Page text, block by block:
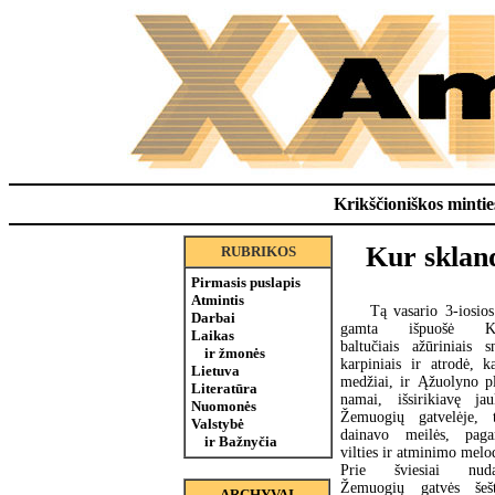
Krikščioniškos
RUBRIKOS
Pirmasis puslapis
Atmintis
Darbai
Laikas
ir žmonės
Lietuva
Literatūra
Nuomonės
Valstybė
ir Bažnyčia
Kur
Tą vasario 3-
gamta išpuošė
baltučiais ažūriniais
karpiniais ir atrodė,
medžiai, ir Ąžuolyno
namai, išsirikiavę
Žemuogių gatvelėje,
dainavo meilės,
vilties ir atminimo
Prie šviesiai
Žemuogių gatvės